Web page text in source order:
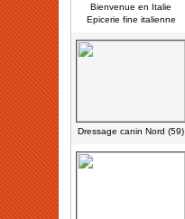
Bienvenue en Italie
Epicerie fine italienne
Dressage canin Nord (59)